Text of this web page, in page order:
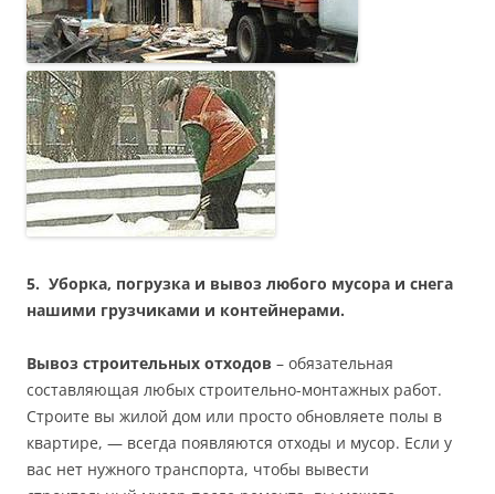
5. Уборка, погрузка и вывоз любого мусора и снега
нашими грузчиками и контейнерами.
Вывоз строительных отходов – обязательная
составляющая любых строительно-монтажных работ.
Строите вы жилой дом или просто обновляете полы в
квартире, — всегда появляются отходы и мусор. Если у
вас нет нужного транспорта, чтобы вывести